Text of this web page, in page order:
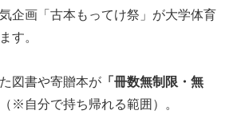
企画「古本もってけ祭」が大学体育
す。
図書や寄贈本が 「冊数無制限・無
※自分で持ち帰れる範囲）。